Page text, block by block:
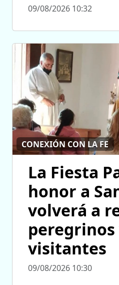
09/08/2026 10:32
CONEXIÓN CON LA FE
La Fiesta
honor a
volverá a
peregrinos
visitantes
09/08/2026 10:30